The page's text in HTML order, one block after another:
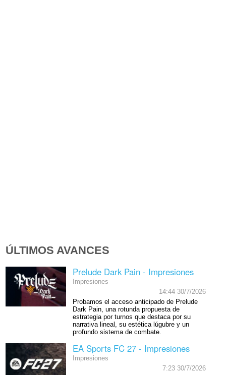
ÚLTIMOS AVANCES
Prelude Dark Pain - Impresiones
Impresiones
14:44 30/7/2026
Probamos el acceso anticipado de Prelude
Dark Pain, una rotunda propuesta de
estrategia por turnos que destaca por su
narrativa lineal, su estética lúgubre y un
profundo sistema de combate.
EA Sports FC 27 - Impresiones
Impresiones
7:23 30/7/2026